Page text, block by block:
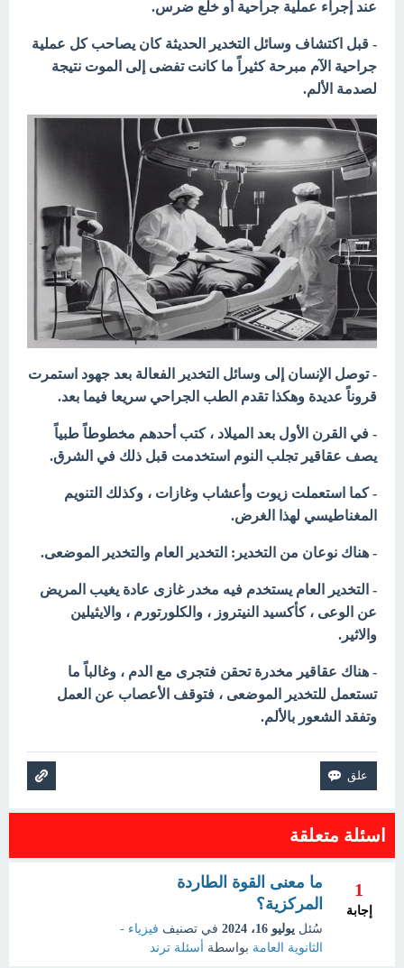
عند إجراء عملية جراحية أو خلع ضرس.
- قبل اكتشاف وسائل التخدير الحديثة كان يصاحب كل عملية
جراحية الآم مبرحة كثيراً ما كانت تفضى إلى الموت نتيجة
لصدمة الألم.
- توصل الإنسان إلى وسائل التخدير الفعالة بعد جهود استمرت
قروناً عديدة وهكذا تقدم الطب الجراحي سريعا فيما بعد.
- في القرن الأول بعد الميلاد ، كتب أحدهم مخطوطاً طبياً
يصف عقاقير تجلب النوم استخدمت قبل ذلك في الشرق.
- كما استعملت زيوت وأعشاب وغازات ، وكذلك التنويم
المغناطيسي لهذا الغرض.
- هناك نوعان من التخدير: التخدير العام والتخدير الموضعى.
- التخدير العام يستخدم فيه مخدر غازى عادة يغيب المريض
عن الوعى ، كأكسيد النيتروز ، والكلورتورم ، والايثيلين
والاثير.
- هناك عقاقير مخدرة تحقن فتجرى مع الدم ، وغالباً ما
تستعمل للتخدير الموضعى ، فتوقف الأعصاب عن العمل
وتفقد الشعور بالألم.
اسئلة متعلقة
1
إجابة
ما معنى القوة الطاردة
المركزية؟
سُئل يوليو 16، 2024 في تصنيف فيزياء -
الثانوية العامة بواسطة أسئلة ترند